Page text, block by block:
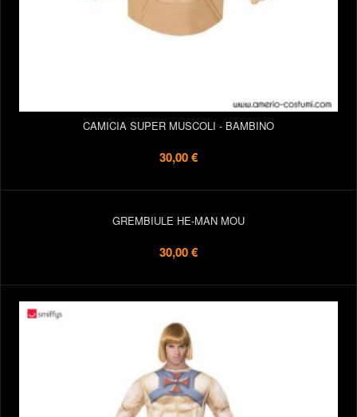
CAMICIA SUPER MUSCOLI - BAMBINO
30,00 €
GREMBIULE HE-MAN MOU
30,00 €